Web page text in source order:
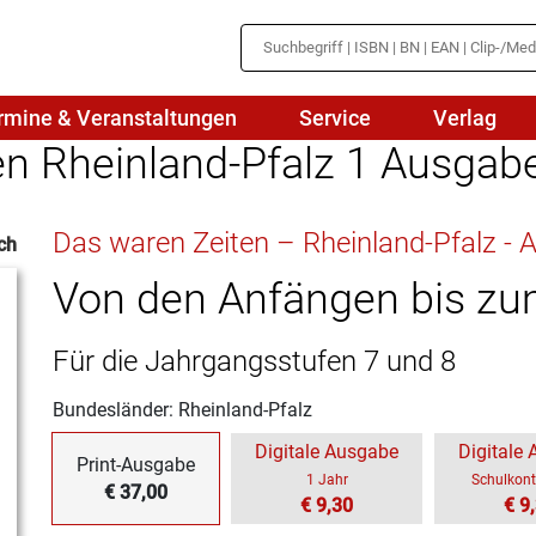
Medienbildung
Naturwissenschaften/NuT
Physik
Politik
Religion
Spanisch
& Veranstaltungen Service Verlag
Rheinland-Pfalz 1
Das waren Zeiten – Rheinland-Pfalz -
Von den Anfängen bis
Für die Jahrgangsstufen 7 und 8
Bundesländer: Rheinland-Pfalz
Print-Ausgabe
€ 37,00
Digitale Ausgabe
1 Jahr
€ 9,30
Digitale
€